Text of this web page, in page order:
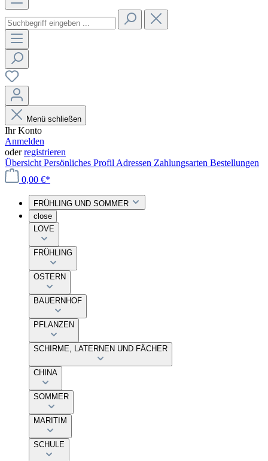
Menü schließen
Ihr Konto
Anmelden
oderregistrieren
Übersicht Persönliches Profil Adressen Zahlungsarten Bestellungen
0,00 €*
FRÜHLING UND SOMMER
close
LOVE
FRÜHLING
OSTERN
BAUERNHOF
PFLANZEN
SCHIRME, LATERNEN UND FÄCHER
CHINA
SOMMER
MARITIM
SCHULE